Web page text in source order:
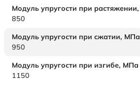
Модуль упругости при растяжении,
850
Модуль упругости при сжатии, МПа
950
Модуль упругости при изгибе, МПа
1150